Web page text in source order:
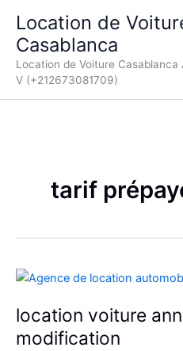
contenu
Location de
Casablanca
Location de Voiture
V (+212673081709)
tarif
location voiture
modification